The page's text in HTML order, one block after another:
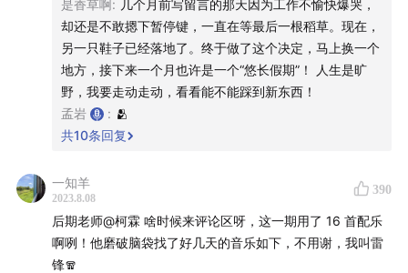
是香草啊: 几个月前写留言的那天因为工作不愉快爆哭，
却还是不敢摁下暂停键，一直在等最后一根稻草。现在，
另一只鞋子已经落地了。终于做了这个决定，马上换一个
地方，接下来一个月也许是一个“悠长假期”！ 人生是旷
野，我要走动走动，看看能不能踩到新东西！
孟岩
: 🫂
共10条回复
一知羊
2023.8.08
390
后期老师@柯霖 啥时候来评论区呀，这一期用了 16 首配乐
啊咧！他磨破脑袋找了好几天的音乐如下，不用谢，我叫雷
锋🧣